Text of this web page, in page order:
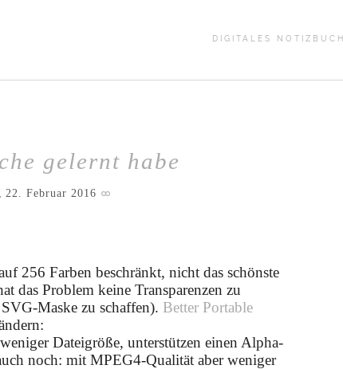
DIGITALES NOTIZBUCH
gelernt habe
, 22. Februar 2016
256 Farben beschränkt, nicht das schönste
das Problem keine Transparenzen zu
Maske zu schaffen). Better Portable
Dateigröße, unterstützen einen Alpha-
noch: mit MPEG4-Qualität aber weniger